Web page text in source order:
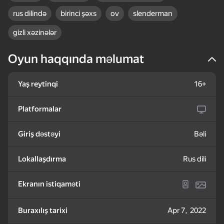
Obby: Master of the
Sword
One Block Simulator -
Wonders
rus dilində birinci şəxs ov slenderman
gizli xəzinələr
Oyun haqqında məlumat
Yaş reytinqi 16+
Platformalar
Giriş dəstəyi Bəli
Lokallaşdırma Rus dili
Ekranın istiqaməti
Buraxılış tarixi Apr 7, 2022